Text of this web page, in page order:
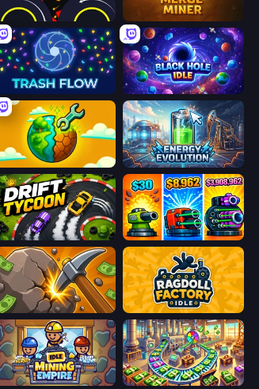
Crusher Clicker Merge Miner
Trash Flow Black Hole Idle
Land Explorers: Merge & Build Energy Evolution
Drift Tycoon Pumpkin Defense: Merge Cannon
Mine Clicker Ragdoll Factory Idle
Idle Mining Empire Money Factory: Tycoon Idle Game